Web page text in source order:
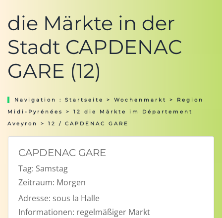
die Märkte in der
Stadt CAPDENAC
GARE (12)
Navigation : Startseite > Wochenmarkt > Region
Midi-Pyrénées
> 12 die Märkte im Département
Aveyron
> 12 / CAPDENAC GARE
CAPDENAC GARE
Tag: Samstag
Zeitraum: Morgen
Adresse: sous la Halle
Informationen: regelmäßiger Markt